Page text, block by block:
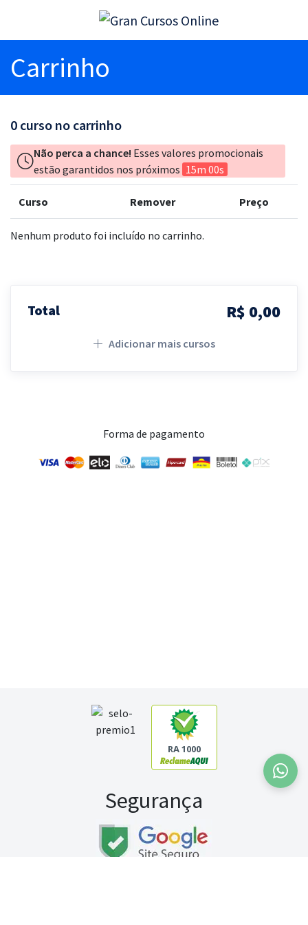
Carrinho
0 curso no carrinho
Não perca a chance! Esses valores promocionais
estão garantidos nos próximos 15m 00s
Curso Remover Preço
Nenhum produto foi incluído no carrinho.
Total R$ 0,00
Adicionar mais cursos
Forma de pagamento
RA 1000
Segurança